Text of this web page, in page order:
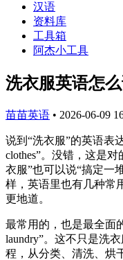
汉语
资料库
工具箱
阿杰小工具
洗衣服英语怎
苗苗英语 • 2026-06-09
说到“洗衣服”的英语表
clothes”。没错，这是
衣服”也可以说“搞定一
样，英语里也有几种常
更地道。
最常用的，也是最全面
laundry”。这不只是洗
程，从分类、清洗、烘